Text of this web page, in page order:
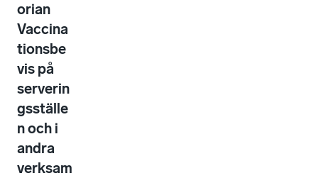
orian
Vaccina
tionsbe
vis på
serverin
gsställe
n och i
andra
verksam